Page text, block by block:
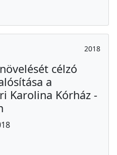
2018
célzó
a
Karolina Kórház -